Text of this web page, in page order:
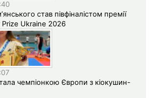
став півфіналістом премії
Prize Ukraine 2026
чемпіонкою Європи з кіокушин-